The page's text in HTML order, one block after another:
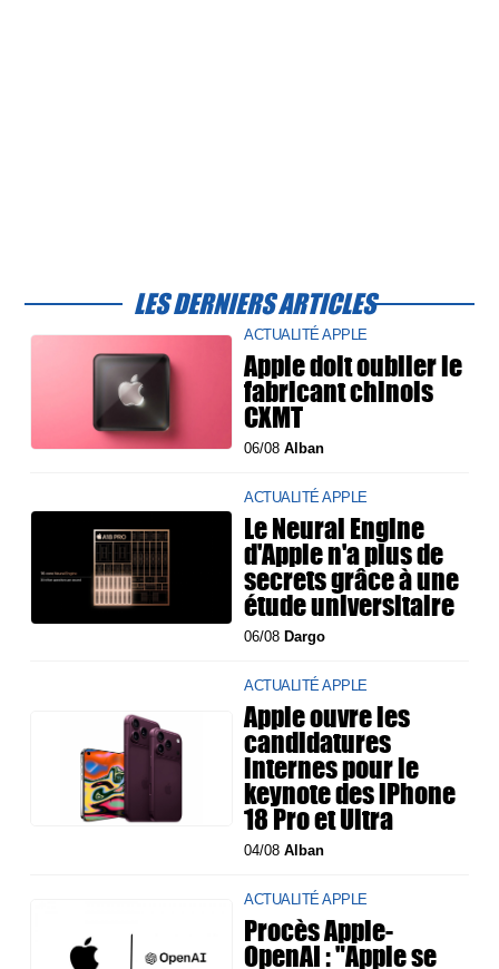
LES DERNIERS ARTICLES
ACTUALITÉ APPLE
Apple doit oublier le
fabricant chinois
CXMT
06/08Alban
ACTUALITÉ APPLE
Le Neural Engine
d'Apple n'a plus de
secrets grâce à une
étude universitaire
06/08 Dargo
ACTUALITÉ APPLE
Apple ouvre les
candidatures
internes pour le
keynote des iPhone
18 Pro et Ultra
04/08Alban
ACTUALITÉ APPLE
Procès Apple-
OpenAI : "Apple se